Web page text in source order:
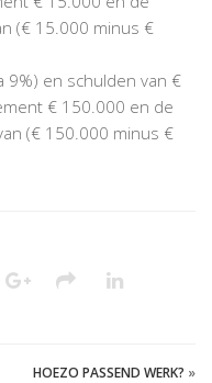
(€ 15.000 minus €
9%) en schulden van €
€ 150.000 en de
(€ 150.000 minus €
HOEZO PASSEND WERK? »